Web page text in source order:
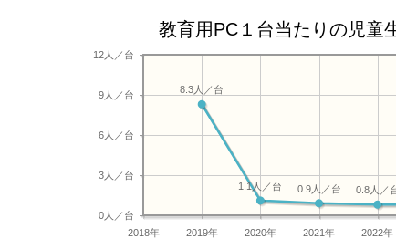
教育用PC１台当たりの児童
2018年 2019年 2020年 2021年 2022年
0人／台
3人／台
6人／台
9人／台
12人／台
0.8人／
0.9人／台
1.1人／台
8.3人／台